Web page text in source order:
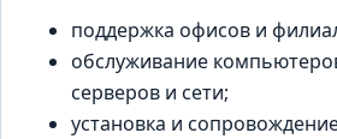
поддержка офисов и
обслуживание
серверов и сети;
установка и